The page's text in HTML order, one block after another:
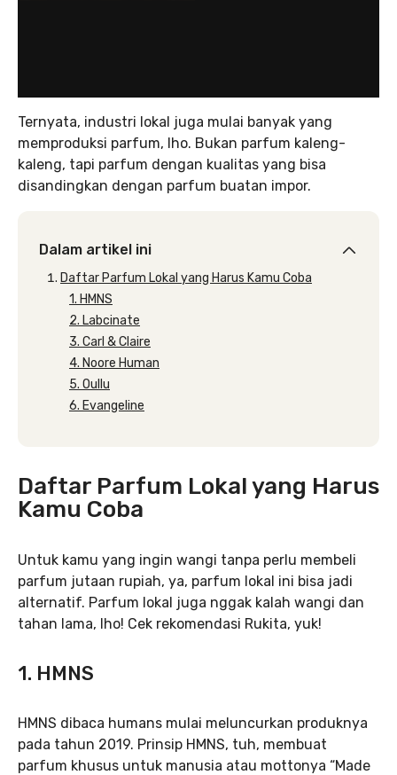
Ternyata, industri lokal juga mulai banyak yang
memproduksi parfum, lho. Bukan parfum kaleng-
kaleng, tapi parfum dengan kualitas yang bisa
disandingkan dengan parfum buatan impor.
Dalam artikel ini
Daftar Parfum Lokal yang Harus Kamu Coba
1. HMNS
2. Labcinate
3. Carl & Claire
4. Noore Human
5. Oullu
6. Evangeline
Daftar Parfum Lokal yang Harus
Kamu Coba
Untuk kamu yang ingin wangi tanpa perlu membeli
parfum jutaan rupiah, ya, parfum lokal ini bisa jadi
alternatif. Parfum lokal juga nggak kalah wangi dan
tahan lama, lho! Cek rekomendasi Rukita, yuk!
1. HMNS
HMNS dibaca humans mulai meluncurkan produknya
pada tahun 2019. Prinsip HMNS, tuh, membuat
parfum khusus untuk manusia atau mottonya “Made